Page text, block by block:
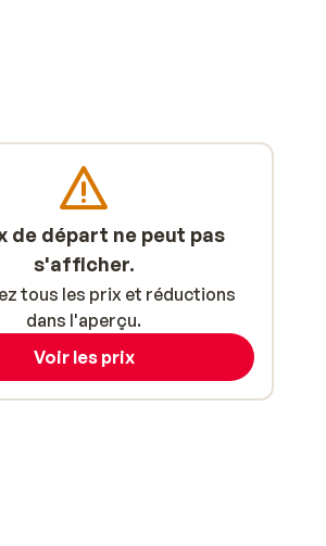
de ski
de départ ne peut pas
s'afficher.
tous les prix et réductions
dans l'aperçu.
Voir les prix